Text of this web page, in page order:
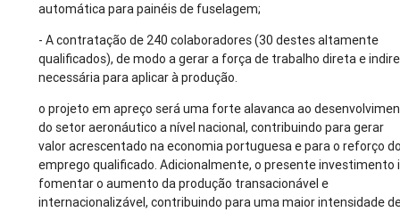
automática para painéis de fuselagem;
- A contratação de 240 colaboradores (30 destes altamente
qualificados), de modo a gerar a força de trabalho direta e
necessária para aplicar à produção.
o projeto em apreço será uma forte alavanca ao
do setor aeronáutico a nível nacional, contribuindo para gerar
valor acrescentado na economia portuguesa e para o reforço
emprego qualificado. Adicionalmente, o presente investimento
fomentar o aumento da produção transacionável e
internacionalizável, contribuindo para uma maior intensidade